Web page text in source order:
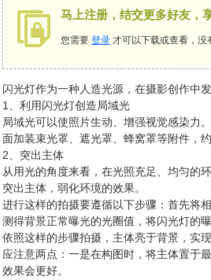
马上注册，结交更多好友，
您需要 登录 才可以下载或查看，没
闪光灯作为一种人造光源，在摄影创作中
1、利用闪光灯创造局域光
局域光可以使照片生动、增强视觉感染力
面加装束光罩、遮光罩、蜂窝罩等附件，
2、突出主体
从用光的角度来看，在光照充足、均匀的
突出主体，弱化环境的效果。
进行这样的拍摄要遵循以下步骤：首先将
测得背景正常曝光的光圈值，将闪光灯的
依照这样的步骤拍摄，主体亮于背景，实现
应注意两点：一是在构图时，将主体置于
效果会更好。